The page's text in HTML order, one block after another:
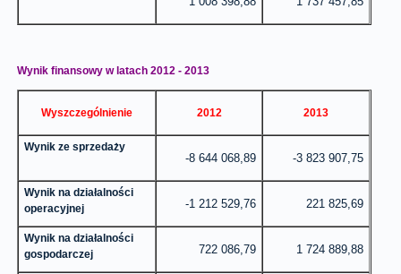
Wynik finansowy w latach 2012 - 2013
Wyszczególnienie 2012 2013
Wynik ze sprzedaży
-8 644 068,89 -3 823 907,75
Wynik na działalności
operacyjnej
-1 212 529,76 221 825,69
Wynik na działalności
gospodarczej
722 086,79 1 724 889,88